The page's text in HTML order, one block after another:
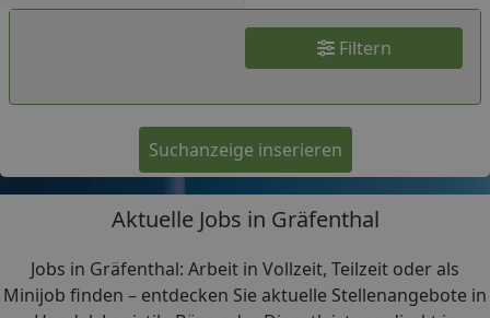
Filtern
Suchanzeige inserieren
Aktuelle Jobs in Gräfenthal
Jobs in Gräfenthal: Arbeit in Vollzeit, Teilzeit oder als
Minijob finden – entdecken Sie aktuelle Stellenangebote in